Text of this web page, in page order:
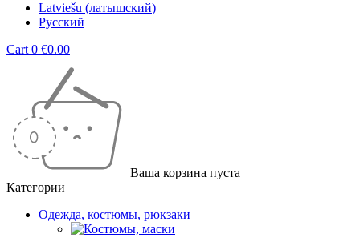
Latviešu (латышский)
Русский
Cart 0 €0.00
Ваша корзина пуста
Категории
Одежда, костюмы, рюкзаки